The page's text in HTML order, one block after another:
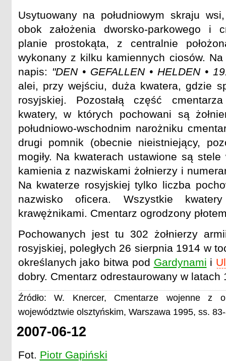
Usytuowany na południowym skraju
obok założenia dworsko-parkowego i
planie prostokąta, z centralnie
wykonany z kilku kamiennych ciosów.
napis: "DEN • GEFALLEN • HELDEN •
alei, przy wejściu, duża kwatera, gdzie
rosyjskiej. Pozostałą część
kwatery, w których pochowani są
południowo-wschodnim narożniku
drugi pomnik (obecnie nieistniejący,
mogiły. Na kwaterach ustawione są
kamienia z nazwiskami żołnierzy i
Na kwaterze rosyjskiej tylko liczba
nazwisko oficera. Wszystkie
krawężnikami. Cmentarz ogrodzony
Pochowanych jest tu 302 żołnierzy
rosyjskiej, poległych 26 sierpnia 1914 w
określanych jako bitwa pod Gardynami i
dobry. Cmentarz odrestaurowany w latach
Źródło: W. Knercer, Cmentarze wojenne z
województwie olsztyńskim, Warszawa 1995, ss.
2007-06-12
Fot. Piotr Gapiński